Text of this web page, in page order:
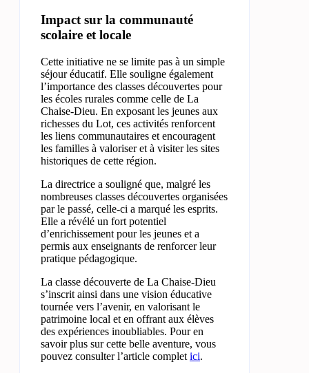
Impact sur la communauté
scolaire et locale
Cette initiative ne se limite pas à un simple
séjour éducatif. Elle souligne également
l’importance des classes découvertes pour
les écoles rurales comme celle de La
Chaise-Dieu. En exposant les jeunes aux
richesses du Lot, ces activités renforcent
les liens communautaires et encouragent
les familles à valoriser et à visiter les sites
historiques de cette région.
La directrice a souligné que, malgré les
nombreuses classes découvertes organisées
par le passé, celle-ci a marqué les esprits.
Elle a révélé un fort potentiel
d’enrichissement pour les jeunes et a
permis aux enseignants de renforcer leur
pratique pédagogique.
La classe découverte de La Chaise-Dieu
s’inscrit ainsi dans une vision éducative
tournée vers l’avenir, en valorisant le
patrimoine local et en offrant aux élèves
des expériences inoubliables. Pour en
savoir plus sur cette belle aventure, vous
pouvez consulter l’article complet ici.